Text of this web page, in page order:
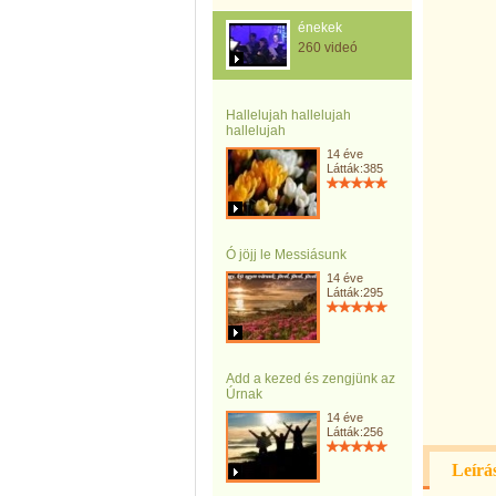
énekek
260 videó
Hallelujah hallelujah
hallelujah
14 éve
Látták:385
Ó jöjj le Messiásunk
14 éve
Látták:295
Add a kezed és zengjünk az
Úrnak
14 éve
Látták:256